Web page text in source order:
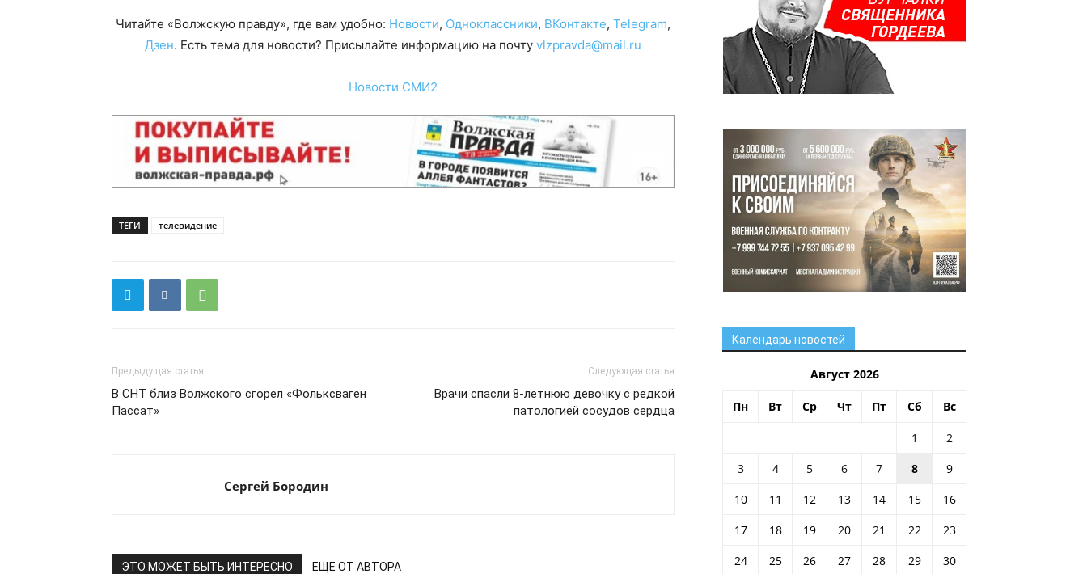
Читайте «Волжскую правду», где вам удобно: Новости, Одноклассники, ВКонтакте, Telegram,
Дзен. Есть тема для новости? Присылайте информацию на почту vlzpravda@mail.ru
Новости СМИ2
ТЕГИ телевидение
Предыдущая статья
В СНТ близ Волжского сгорел «Фольксваген
Пассат»
Следующая статья
Врачи спасли 8-летнюю девочку с редкой
патологией сосудов сердца
Сергей Бородин
ЭТО МОЖЕТ БЫТЬ ИНТЕРЕСНО ЕЩЕ ОТ АВТОРА
Календарь новостей
Август 2026
Пн Вт Ср Чт Пт Сб Вс
1
2
3
4 5 6 7 8
9
10
11 12 13 14 15
16
17
18 19 20 21 22
23
24
25 26 27 28 29
30